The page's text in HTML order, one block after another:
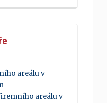
areálu v
areálu v